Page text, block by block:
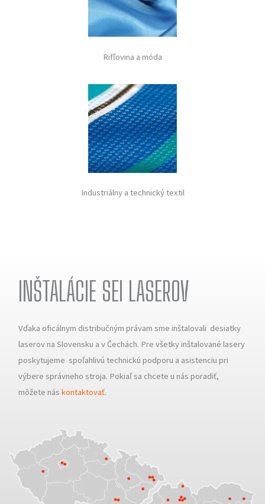
Rifľovina a móda
Industriálny a technický textil
INŠTALÁCIE SEI LASEROV
Vďaka oficálnym distribučným právam sme inštalovali desiatky
laserov na Slovensku a v Čechách. Pre všetky inštalované lasery
poskytujeme spoľahlivú technickú podporu a asistenciu pri
výbere správneho stroja. Pokiaľ sa chcete u nás poradiť,
môžete náskontaktovať.